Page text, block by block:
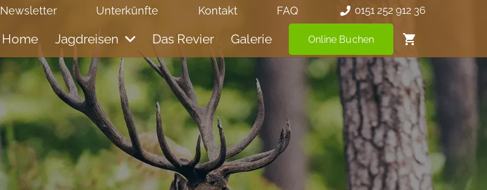
Newsletter Unterkünfte Kontakt FAQ 0151 252 912 36
Home Jagdreisen Das Revier Galerie Online Buchen shopping_cart